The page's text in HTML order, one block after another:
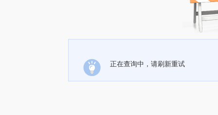
正在查询中，请刷新重试